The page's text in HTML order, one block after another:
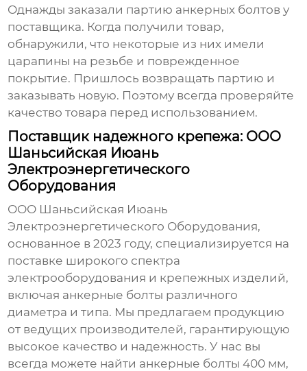
Однажды заказали партию анкерных болтов у
поставщика. Когда получили товар,
обнаружили, что некоторые из них имели
царапины на резьбе и поврежденное
покрытие. Пришлось возвращать партию и
заказывать новую. Поэтому всегда проверяйте
качество товара перед использованием.
Поставщик надежного крепежа: ООО
Шаньсийская Июань
Электроэнергетического
Оборудования
ООО Шаньсийская Июань
Электроэнергетического Оборудования,
основанное в 2023 году, специализируется на
поставке широкого спектра
электрооборудования и крепежных изделий,
включая анкерные болты различного
диаметра и типа. Мы предлагаем продукцию
от ведущих производителей, гарантирующую
высокое качество и надежность. У нас вы
всегда можете найти анкерные болты 400 мм,